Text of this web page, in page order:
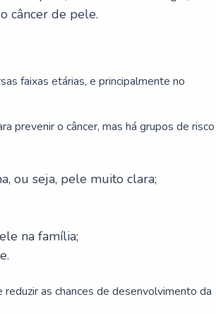
câncer de pele.
faixas etárias, e principalmente no
prevenir o câncer, mas há grupos de risco
ou seja, pele muito clara;
na família;
as chances de desenvolvimento da